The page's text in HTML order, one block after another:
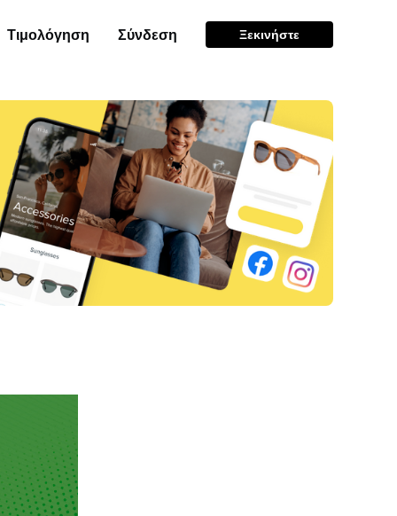
Τιμολόγηση Σύνδεση Ξεκινήστε